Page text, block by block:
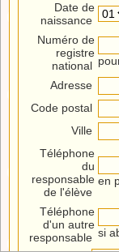
Date de
naissance
Numéro de
registre
national
Adresse
Code postal
Ville
Téléphone
du
responsable
de l'élève
en
Téléphone
d'un autre
responsable si